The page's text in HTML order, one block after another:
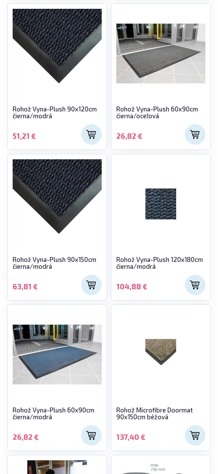
Rohož Vyna-Plush 90x120cm
čierna/modrá
51,21 €
Rohož Vyna-Plush 60x90cm
čierna/oceľová
26,82 €
Rohož Vyna-Plush 90x150cm
čierna/modrá
63,81 €
Rohož Vyna-Plush 120x180cm
čierna/modrá
104,88 €
Rohož Vyna-Plush 60x90cm
čierna/modrá
26,82 €
Rohož Microfibre Doormat
90x150cm béžová
137,40 €